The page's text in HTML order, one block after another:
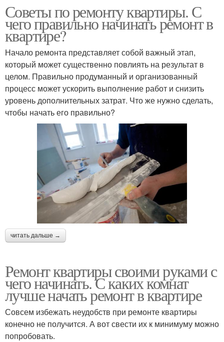
Советы по ремонту квартиры. С
чего правильно начинать ремонт в
квартире?
Начало ремонта представляет собой важный этап,
который может существенно повлиять на результат в
целом. Правильно продуманный и организованный
процесс может ускорить выполнение работ и снизить
уровень дополнительных затрат. Что же нужно сделать,
чтобы начать его правильно?
читать дальше →
Ремонт квартиры своими руками с
чего начинать. С каких комнат
лучше начать ремонт в квартире
Совсем избежать неудобств при ремонте квартиры
конечно не получится. А вот свести их к минимуму можно
попробовать.